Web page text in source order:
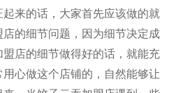
来的话，大家首先应该做的就
的细节问题，因为细节决定成
店的细节做得好的话，就能充
心做这个店铺的，自然能够让